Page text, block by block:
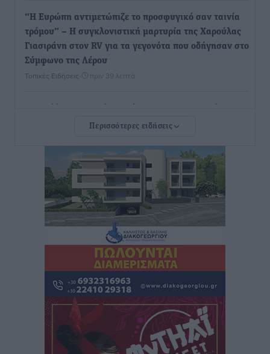
“Η Ευρώπη αντιμετώπιζε το προσφυγικό σαν ταινία
τρόμου” – Η συγκλονιστική μαρτυρία της Χαρούλας
Γιασιράνη στον RV για τα γεγονότα που οδήγησαν στο
Σύμφωνο της Λέρου
Τοπικές Ειδήσεις πριν 39 λεπτά
πριν 49 λεπτά
Έκτακτη συνεδρίαση της Δημοτικής Επιτροπής Ρόδου
αύριο Παρασκευή 7 Αυγούστου
Τοπικές Ειδήσεις• πριν 52 λεπτά
ΑΕΡΑ: Δεν σταματάει να ενισχύεται, νέο απόκτημα ο
Αθλητικά• πριν 1 ώρα
Κλεάνθης: Δουλειές μετά ευχαριστιών στο γήπεδο,
ατομικό για δύο
Αθλητικά πριν 1 ώρα
Φοίβος: Εν αναμονή του Νίκου Λαζίδη
Περισσότερες ειδήσεις